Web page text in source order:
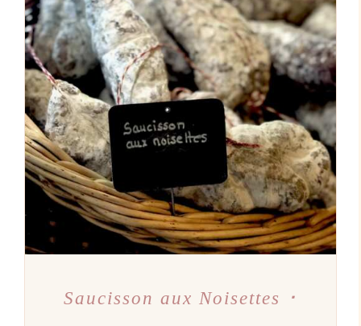
AJOUTER AU PANIER
/
DÉTAILS
Saucisson aux Noisettes ･